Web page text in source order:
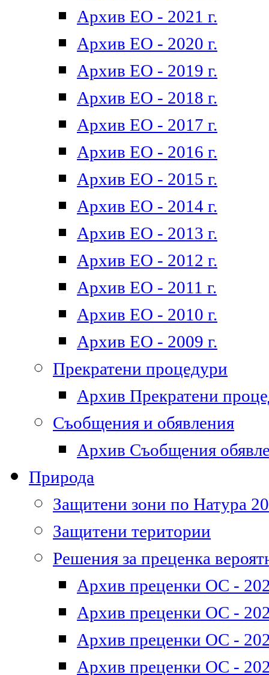
Архив ЕО - 2021 г.
Архив ЕО - 2020 г.
Архив ЕО - 2019 г.
Архив ЕО - 2018 г.
Архив ЕО - 2017 г.
Архив ЕО - 2016 г.
Архив ЕО - 2015 г.
Архив ЕО - 2014 г.
Архив ЕО - 2013 г.
Архив ЕО - 2012 г.
Архив ЕО - 2011 г.
Архив ЕО - 2010 г.
Архив ЕО - 2009 г.
Прекратени процедури
Архив Прекратени
Съобщения и обявления
Архив Съобщения
Природа
Защитени зони по Натура
Защитени територии
Решения за преценка
Архив преценки ОС -
Архив преценки ОС -
Архив преценки ОС -
Архив преценки ОС -